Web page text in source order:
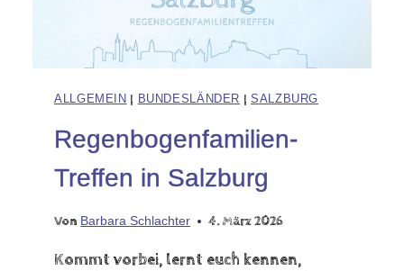
ALLGEMEIN | BUNDESLÄNDER |SALZBURG
Regenbogenfamilien-
Treffen in Salzburg
Von Barbara Schlachter 4. März 2026
Kommt vorbei, lernt euch kennen,